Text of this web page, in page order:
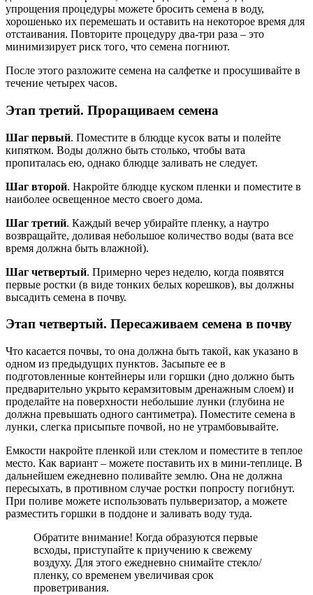
упрощения процедуры можете бросить семена в воду,
хорошенько их перемешать и оставить на некоторое время для
отстаивания. Повторите процедуру два-три раза – это
минимизирует риск того, что семена погниют.
После этого разложите семена на салфетке и просушивайте в
течение четырех часов.
Этап третий. Проращиваем семена
Шаг первый. Поместите в блюдце кусок ваты и полейте
кипятком. Воды должно быть столько, чтобы вата
пропиталась ею, однако блюдце заливать не следует.
Шаг второй. Накройте блюдце куском пленки и поместите в
наиболее освещенное место своего дома.
Шаг третий. Каждый вечер убирайте пленку, а наутро
возвращайте, доливая небольшое количество воды (вата все
время должна быть влажной).
Шаг четвертый. Примерно через неделю, когда появятся
первые ростки (в виде тонких белых корешков), вы должны
высадить семена в почву.
Этап четвертый. Пересаживаем семена в почву
Что касается почвы, то она должна быть такой, как указано в
одном из предыдущих пунктов. Засыпьте ее в
подготовленные контейнеры или горшки (дно должно быть
предварительно укрыто керамзитовым дренажным слоем) и
проделайте на поверхности небольшие лунки (глубина не
должна превышать одного сантиметра). Поместите семена в
лунки, слегка присыпьте почвой, но не утрамбовывайте.
Емкости накройте пленкой или стеклом и поместите в теплое
место. Как вариант – можете поставить их в мини-теплице. В
дальнейшем ежедневно поливайте землю. Она не должна
пересыхать, в противном случае ростки попросту погибнут.
При поливе можете использовать пульверизатор, а можете
разместить горшки в поддоне и заливать воду туда.
Обратите внимание! Когда образуются первые
всходы, приступайте к приучению к свежему
воздуху. Для этого ежедневно снимайте стекло/
пленку, со временем увеличивая срок
проветривания.